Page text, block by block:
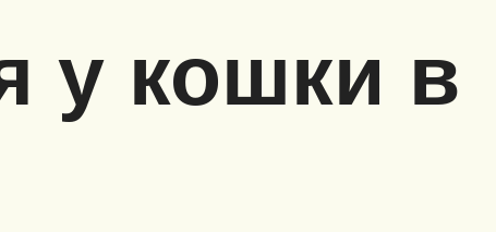
у кошки в